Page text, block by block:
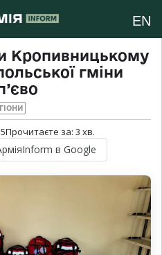
EN
Кропивницькому
гміни
Прочитаєте за: 3 хв.
в Google